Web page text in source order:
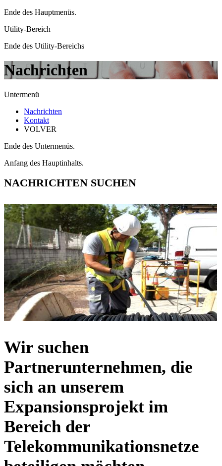
Ende des Hauptmenüs.
Utility-Bereich
Ende des Utility-Bereichs
Nachrichten
Untermenü
Nachrichten
Kontakt
VOLVER
Ende des Untermenüs.
Anfang des Hauptinhalts.
NACHRICHTEN SUCHEN
Wir suchen
Partnerunternehmen, die
sich an unserem
Expansionsprojekt im
Bereich der
Telekommunikationsnetze